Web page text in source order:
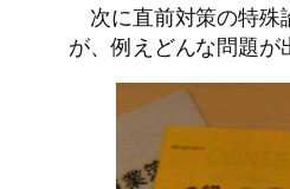
次に直前対策の特殊
が、例えどんな問題が